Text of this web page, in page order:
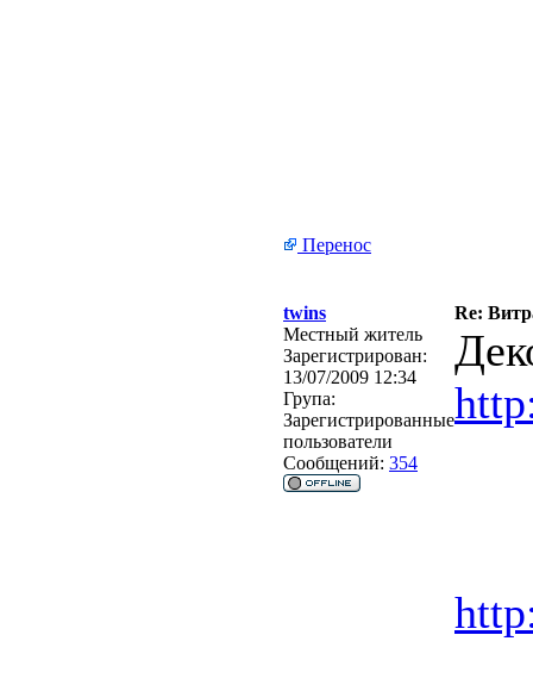
Перенос
twins
Re:
Местный житель
Зарегистрирован:
13/07/2009 12:34
Група:
Зарегистрированные
пользователи
Сообщений: 354